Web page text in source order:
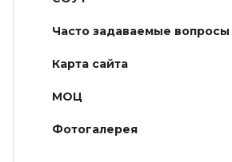
Часто задаваемые вопросы
Карта сайта
МОЦ
Фотогалерея